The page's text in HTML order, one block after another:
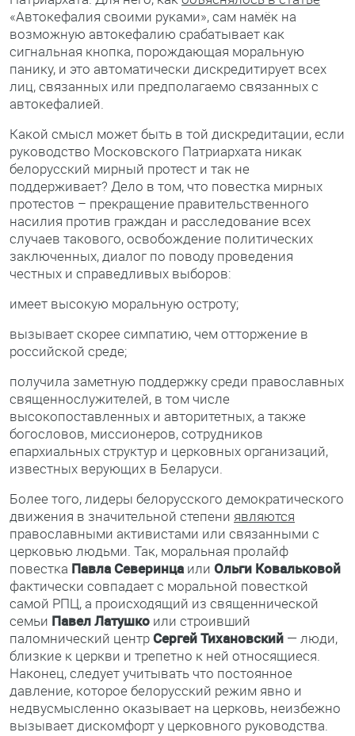
«Автокефалия своими руками», сам намёк на
возможную автокефалию срабатывает как
сигнальная кнопка, порождающая моральную
панику, и это автоматически дискредитирует всех
лиц, связанных или предполагаемо связанных с
автокефалией.
Какой смысл может быть в той дискредитации, если
руководство Московского Патриархата никак
белорусский мирный протест и так не
поддерживает? Дело в том, что повестка мирных
протестов – прекращение правительственного
насилия против граждан и расследование всех
случаев такового, освобождение политических
заключенных, диалог по поводу проведения
честных и справедливых выборов:
имеет высокую моральную остроту;
вызывает скорее симпатию, чем отторжение в
российской среде;
получила заметную поддержку среди православных
священнослужителей, в том числе
высокопоставленных и авторитетных, а также
богословов, миссионеров, сотрудников
епархиальных структур и церковных организаций,
известных верующих в Беларуси.
Более того, лидеры белорусского демократического
движения в значительной степени являются
православными активистами или связанными с
церковью людьми. Так, моральная пролайф
повестка Павла Северинцаили Ольги Ковальковой
фактически совпадает с моральной повесткой
самой РПЦ, а происходящий из священнической
семьи Павел Латушко или строивший
паломнический центрСергей Тихановский — люди,
близкие к церкви и трепетно к ней относящиеся.
Наконец, следует учитывать что постоянное
давление, которое белорусский режим явно и
недвусмысленно оказывает на церковь, неизбежно
вызывает дискомфорт у церковного руководства.